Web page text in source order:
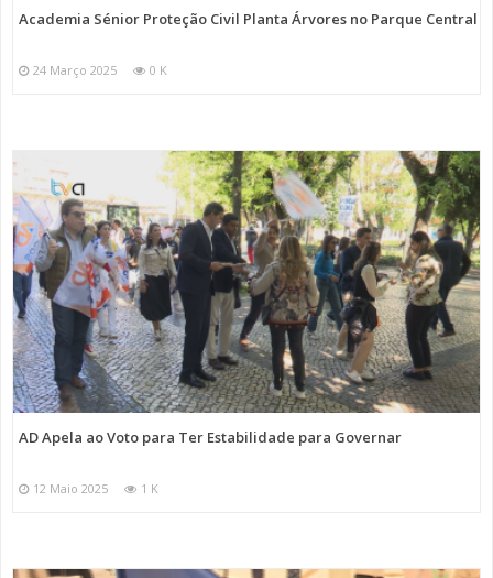
Academia Sénior Proteção Civil Planta Árvores no Parque Central
24 Março 2025 0 K
AD Apela ao Voto para Ter Estabilidade para Governar
12 Maio 2025 1 K